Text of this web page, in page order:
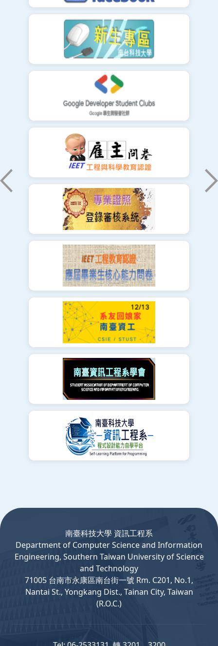
南臺科技大學 資訊工程系
Departmentof ComputerScience and Information
Engineering, Southern Taiwan University of Science
and Technology
71005 台南市永康區南台街一號 Rm. C201, No.1,
Nantai St., Yongkang Dist., Tainan City, Taiwan
(R.O.C.)